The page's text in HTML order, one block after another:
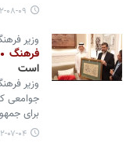
۱۴۰۲-۰۸-
وزیر
فرهنگ
است
وزیر
جوامعی
برای
۱۴۰۲-۰۷-۰۴